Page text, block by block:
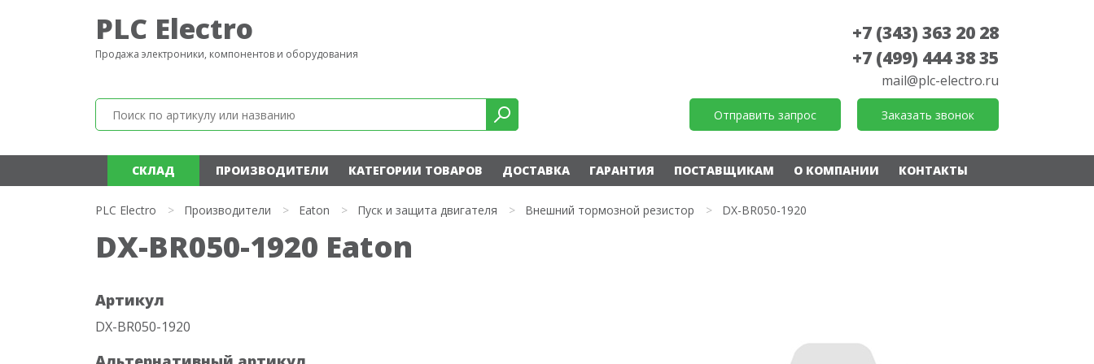
PLC Electro
Продажа электроники, компонентов и оборудования
+7 (343) 363 20 28
+7 (499) 444 38 35
mail@plc-electro.ru
Отправить запрос Заказать звонок
СКЛАД ПРОИЗВОДИТЕЛИ КАТЕГОРИИ ТОВАРОВ ДОСТАВКА ГАРАНТИЯ ПОСТАВЩИКАМ О КОМПАНИИ КОНТАКТЫ
PLC Electro > Производители > Eaton > Пуск и защита двигателя > Внешний тормозной резистор > DX-BR050-1920
DX-BR050-1920 Eaton
Артикул
DX-BR050-1920